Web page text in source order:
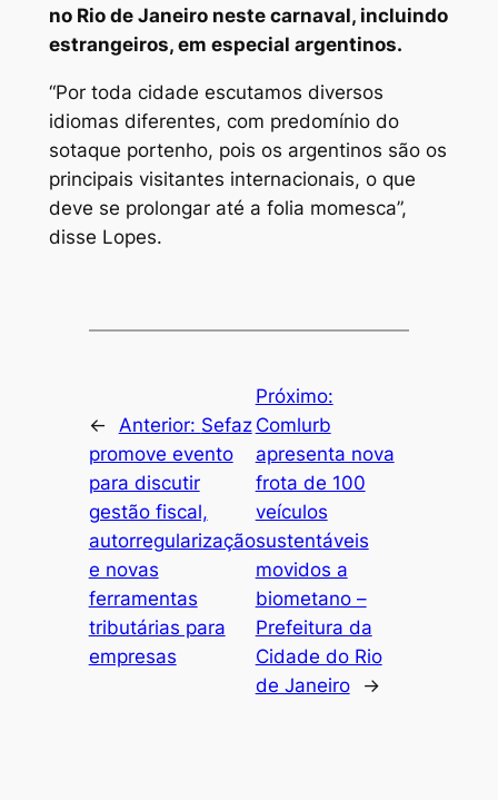
no Rio de Janeiro neste carnaval, incluindo
estrangeiros, em especial argentinos.
“Por toda cidade escutamos diversos
idiomas diferentes, com predomínio do
sotaque portenho, pois os argentinos são os
principais visitantes internacionais, o que
deve se prolongar até a folia momesca”,
disse Lopes.
← Anterior: Sefaz
promove evento
para discutir
gestão fiscal,
autorregularização
e novas
ferramentas
tributárias para
empresas
Próximo:
Comlurb
apresenta nova
frota de 100
veículos
sustentáveis
movidos a
biometano –
Prefeitura da
Cidade do Rio
de Janeiro
→